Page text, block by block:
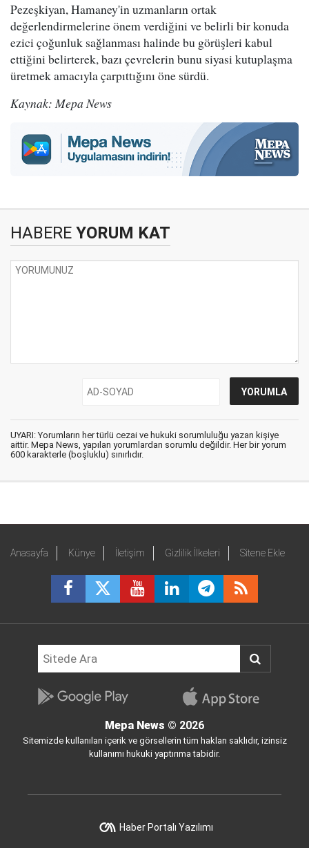
Pezeşkiyan, Hamaney'in uzmanların ortak
değerlendirmelerine önem verdiğini ve belirli bir konuda
ezici çoğunluk sağlanması halinde bu görüşleri kabul
ettiğini belirterek, bazı çevrelerin bunu siyasi kutuplaşma
üretmek amacıyla çarpıttığını öne sürdü.
Kaynak: Mepa News
HABERE YORUM KAT
UYARI: Yorumların her türlü cezai ve hukuki sorumluluğu yazan kişiye
aittir. Mepa News, yapılan yorumlardan sorumlu değildir. Her bir yorum
600 karakterle (boşluklu) sınırlıdır.
Anasayfa Künye İletişim Gizlilik İlkeleri Sitene Ekle
Mepa News © 2026
Sitemizde kullanılan içerik ve görsellerin tüm hakları saklıdır, izinsiz
kullanımı hukuki yaptırıma tabidir.
Haber Portalı Yazılımı